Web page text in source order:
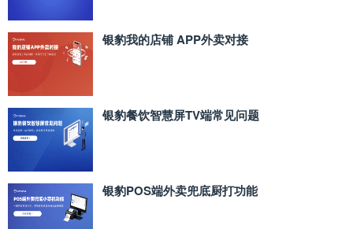
银豹我的店铺 APP外卖对接
银豹餐饮智慧屏TV端常见问题
银豹POS端外卖兜底厨打功能